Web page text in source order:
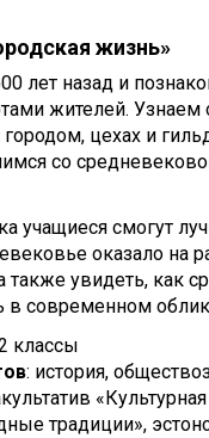
жизнь»
лет назад и
жителей. Узнаем
цехах и
со
учащиеся смогут
оказало на
также увидеть, как
в современном
классы
: история,
«Культурная
традиции»,